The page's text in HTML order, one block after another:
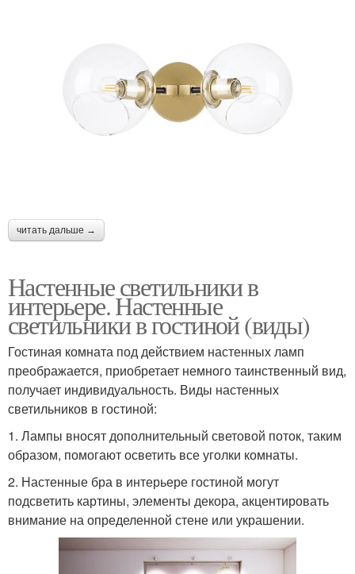
читать дальше →
Настенные светильники в
интерьере. Настенные
светильники в гостиной (виды)
Гостиная комната под действием настенных ламп
преображается, приобретает немного таинственный вид,
получает индивидуальность. Виды настенных
светильников в гостиной:
1. Лампы вносят дополнительный световой поток, таким
образом, помогают осветить все уголки комнаты.
2. Настенные бра в интерьере гостиной могут
подсветить картины, элементы декора, акцентировать
внимание на определенной стене или украшении.